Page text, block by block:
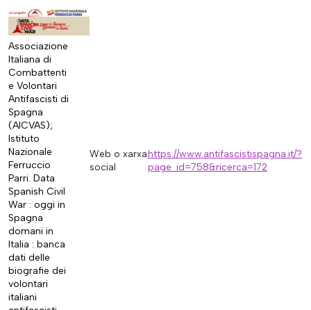
Associazione
Italiana di
Combattenti
e Volontari
Antifascisti di
Spagna
(AICVAS);
Istituto
Nazionale
Ferruccio
Parri. Data
Spanish Civil
War : oggi in
Spagna
domani in
Italia : banca
dati delle
biografie dei
volontari
italiani
Web o xarxa
social
https://www.antifascistispagna.it/?
page_id=758&ricerca=172